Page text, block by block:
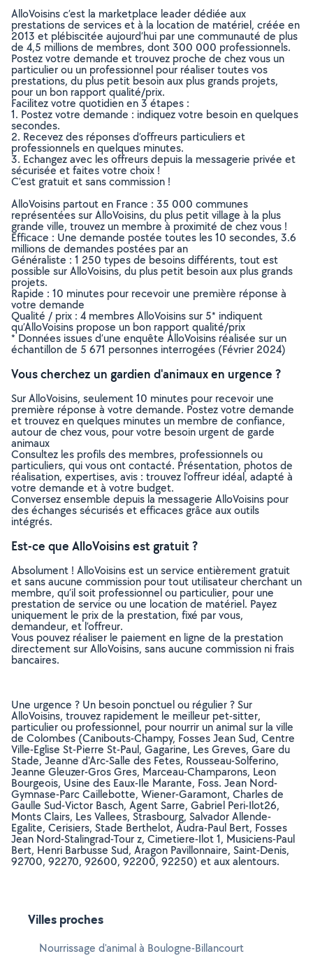
AlloVoisins c’est la marketplace leader dédiée aux
prestations de services et à la location de matériel, créée en
2013 et plébiscitée aujourd’hui par une communauté de plus
de 4,5 millions de membres, dont 300 000 professionnels.
Postez votre demande et trouvez proche de chez vous un
particulier ou un professionnel pour réaliser toutes vos
prestations, du plus petit besoin aux plus grands projets,
pour un bon rapport qualité/prix.
Facilitez votre quotidien en 3 étapes :
1. Postez votre demande : indiquez votre besoin en quelques
secondes.
2. Recevez des réponses d’offreurs particuliers et
professionnels en quelques minutes.
3. Echangez avec les offreurs depuis la messagerie privée et
sécurisée et faites votre choix !
C’est gratuit et sans commission !
AlloVoisins partout en France : 35 000 communes
représentées sur AlloVoisins, du plus petit village à la plus
grande ville, trouvez un membre à proximité de chez vous !
Efficace : Une demande postée toutes les 10 secondes, 3.6
millions de demandes postées par an
Généraliste : 1 250 types de besoins différents, tout est
possible sur AlloVoisins, du plus petit besoin aux plus grands
projets.
Rapide : 10 minutes pour recevoir une première réponse à
votre demande
Qualité / prix : 4 membres AlloVoisins sur 5* indiquent
qu’AlloVoisins propose un bon rapport qualité/prix
* Données issues d’une enquête AlloVoisins réalisée sur un
échantillon de 5 671 personnes interrogées (Février 2024)
Vous cherchez un gardien d'animaux en urgence ?
Sur AlloVoisins, seulement 10 minutes pour recevoir une
première réponse à votre demande. Postez votre demande
et trouvez en quelques minutes un membre de confiance,
autour de chez vous, pour votre besoin urgent de garde
animaux
Consultez les profils des membres, professionnels ou
particuliers, qui vous ont contacté. Présentation, photos de
réalisation, expertises, avis : trouvez l'offreur idéal, adapté à
votre demande et à votre budget.
Conversez ensemble depuis la messagerie AlloVoisins pour
des échanges sécurisés et efficaces grâce aux outils
intégrés.
Est-ce que AlloVoisins est gratuit ?
Absolument ! AlloVoisins est un service entièrement gratuit
et sans aucune commission pour tout utilisateur cherchant un
membre, qu’il soit professionnel ou particulier, pour une
prestation de service ou une location de matériel. Payez
uniquement le prix de la prestation, fixé par vous,
demandeur, et l’offreur.
Vous pouvez réaliser le paiement en ligne de la prestation
directement sur AlloVoisins, sans aucune commission ni frais
bancaires.
Une urgence ? Un besoin ponctuel ou régulier ? Sur
AlloVoisins, trouvez rapidement le meilleur pet-sitter,
particulier ou professionnel, pour nourrir un animal sur la ville
de Colombes (Canibouts-Champy, Fosses Jean Sud, Centre
Ville-Eglise St-Pierre St-Paul, Gagarine, Les Greves, Gare du
Stade, Jeanne d'Arc-Salle des Fetes, Rousseau-Solferino,
Jeanne Gleuzer-Gros Gres, Marceau-Champarons, Leon
Bourgeois, Usine des Eaux-Ile Marante, Foss. Jean Nord-
Gymnase-Parc Caillebotte, Wiener-Garamont, Charles de
Gaulle Sud-Victor Basch, Agent Sarre, Gabriel Peri-Ilot26,
Monts Clairs, Les Vallees, Strasbourg, Salvador Allende-
Egalite, Cerisiers, Stade Berthelot, Audra-Paul Bert, Fosses
Jean Nord-Stalingrad-Tour z, Cimetiere-Ilot 1, Musiciens-Paul
Bert, Henri Barbusse Sud, Aragon Pavillonnaire, Saint-Denis,
92700, 92270, 92600, 92200, 92250) et aux alentours.
Villes proches
Nourrissage d'animal à Boulogne-Billancourt